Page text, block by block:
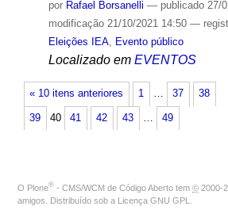
por Rafael Borsanelli — publicado27/
modificação21/10/2021 14:50 —
Eleições IEA, Evento público
Localizado em EVENTOS
« 10 itens anteriores 1 … 37 38
39 40 41 42 43 … 49
O Plone® - CMS/WCM de Código Aberto tem © 2000-
amigos. Distribuído sob a Licença GNU GPL